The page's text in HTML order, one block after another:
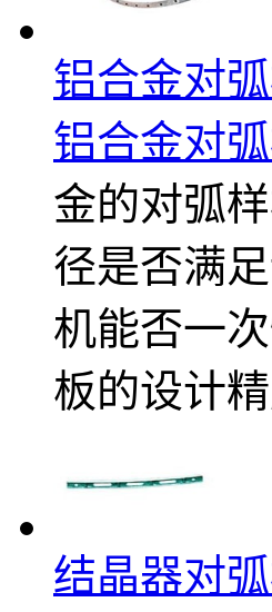
铝合金对
铝合金对
金的对弧
径是否满
机能否一
板的设计
结晶器对